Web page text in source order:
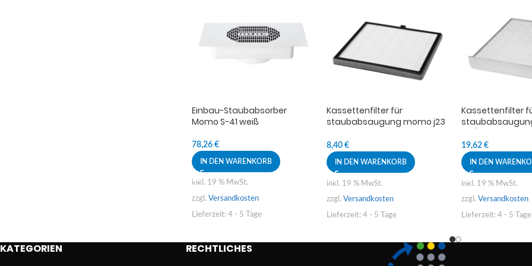
Einbau-Staubabsorber
Momo S-41 weiß
78,26 €
IN DEN WARENKORB
inkl. 19 % MwSt.
zzgl. Versandkosten
Lieferzeit: 4 - 5 Tage
Kassettenfilter für
staubabsaugung momo j23
8,40€
IN DEN WARENKORB
inkl. 19 % MwSt.
zzgl. Versandkosten
Lieferzeit:4 - 5 Tage
Kassettenfilter
19,62€
IN DEN
inkl. 19 % MwSt.
zzgl. Versandkosten
Lieferzeit:4 - 5 Tage
KATEGORIEN RECHTLICHES